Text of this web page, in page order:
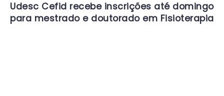
Udesc Cefid recebe inscrições até domingo
para mestrado e doutorado em Fisioterapia